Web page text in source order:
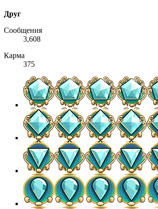
Друг
Сообщения
3,608
Карма
375